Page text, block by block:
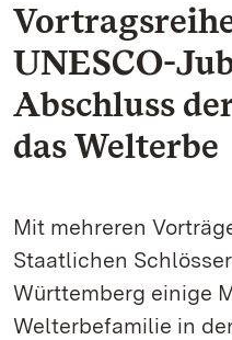
UNESCO-
Abschluss
das Welterbe
Mit mehreren
Staatlichen
Württemberg einige
Welterbefamilie in